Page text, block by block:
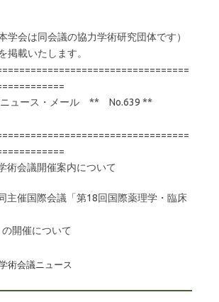
学会は同会議の協力学術研究団体です）
掲載いたします。
ニュース・メール ** No.639 **
術会議開催案内について
主催国際会議「第18回国際薬理学・臨床
の開催について
術会議ニュース